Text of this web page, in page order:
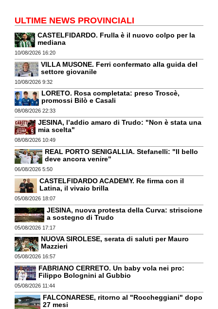
ULTIME NEWS PROVINCIALI
CASTELFIDARDO. Frulla è il nuovo colpo per la
mediana
10/08/2026 16:20
VILLA MUSONE. Ferri confermato alla guida del
settore giovanile
10/08/2026 9:32
LORETO. Rosa completata: preso Troscè,
promossi Bilò e Casali
08/08/2026 22:33
JESINA, l’addio amaro di Trudo: "Non è stata una
mia scelta"
08/08/2026 10:49
REAL PORTO SENIGALLIA. Stefanelli: "Il bello
deve ancora venire"
06/08/2026 5:50
CASTELFIDARDO ACADEMY. Re firma con il
Latina, il vivaio brilla
05/08/2026 18:07
JESINA, nuova protesta della Curva: striscione
a sostegno di Trudo
05/08/2026 17:17
NUOVA SIROLESE, serata di saluti per Mauro
Mazzieri
05/08/2026 16:57
FABRIANO CERRETO. Un baby vola nei pro:
Filippo Bolognini al Gubbio
05/08/2026 11:44
FALCONARESE, ritorno al "Roccheggiani" dopo
27 mesi